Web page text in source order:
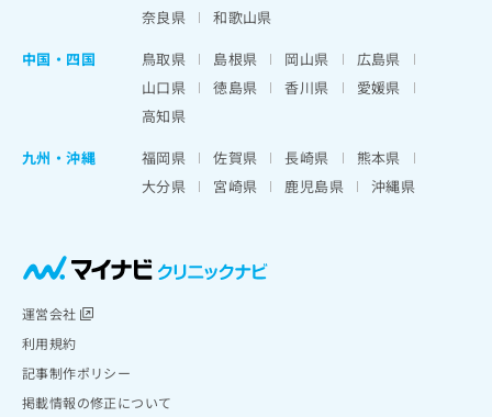
奈良県
和歌山県
中国・四国
鳥取県 島根県 岡山県
広島県
山口県
徳島県 香川県
愛媛県
高知県
九州・沖縄
福岡県 佐賀県 長崎県
熊本県
大分県
宮崎県 鹿児島県 沖縄県
運営会社
利用規約
記事制作ポリシー
掲載情報の修正について